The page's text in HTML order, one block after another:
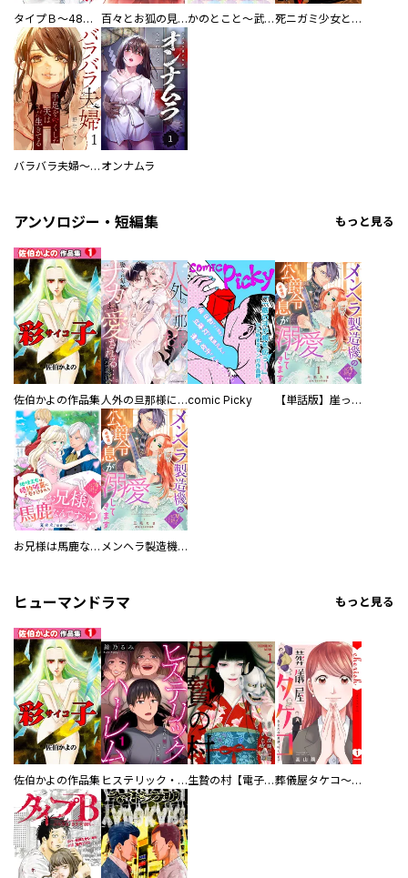
タイプＢ～48時間後、致死率100％～【単話】 百々とお狐の見習い巫女生活【単行本版】 かのとこと～武蔵花町怪話譚～ 【連載版】 死ニガミ少女とスマホ神
バラバラ夫婦～手足をなくした夫はまだ生きてる オンナムラ
アンソロジー・短編集 もっと見る
佐伯かよの作品集 人外の旦那様に娶られ毎晩ナカまで愛される…。アンソロジーcomic Picky 【単話版】崖っぷち令嬢ですが、意地と策略で幸せになります！シリーズ
お兄様は馬鹿なんですか？～地味王女は婚約破棄に巻き込まれる～ メンヘラ製造機の公爵令息（過保護）が溺愛してきます
ヒューマンドラマ もっと見る
佐伯かよの作品集 ヒステリック・ハーレム～搾られる男と堕ちる女～【電子単行本版】 生贄の村【電子単行本版】 葬儀屋タケコ～あなたの最期、叶えます【電子単行本版】